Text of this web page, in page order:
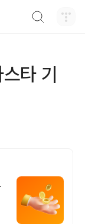
타 기